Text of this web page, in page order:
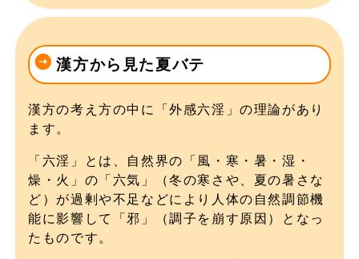
漢方から見た夏バテ
漢方の考え方の中に「外感六淫」の理論があり
ます。
「六淫」とは、自然界の「風・寒・暑・湿・
燥・火」の「六気」（冬の寒さや、夏の暑さな
ど）が過剰や不足などにより人体の自然調節機
能に影響して「邪」（調子を崩す原因）となっ
たものです。